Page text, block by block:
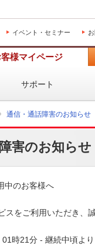
イベント・セミナー
客様マイページ
サポート
通信・通話障害のお知らせ
害のお知らせ
中のお客様へ
スをご利用いただき、
時21分 - 継続中頃よ